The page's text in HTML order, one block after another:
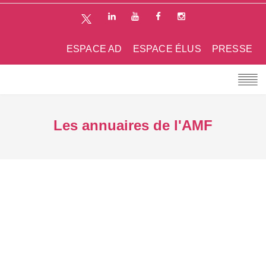
PRESSE
ESPACE ÉLUS
ESPACE AD
Les annuaires de l'AMF